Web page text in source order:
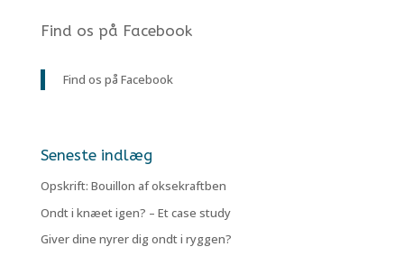
Find os på Facebook
Find os på Facebook
Seneste indlæg
Opskrift: Bouillon af oksekraftben
Ondt i knæet igen? – Et case study
Giver dine nyrer dig ondt i ryggen?